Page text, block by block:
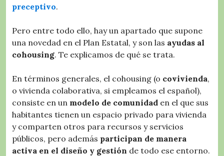
preceptivo.
Pero entre todo ello, hay un apartado que supone
una novedad en el Plan Estatal, y son las ayudas al
cohousing. Te explicamos de qué se trata.
En términos generales, el cohousing (o covivienda,
o vivienda colaborativa, si empleamos el español),
consiste en un modelo de comunidad en el que sus
habitantes tienen un espacio privado para vivienda
y comparten otros para recursos y servicios
públicos, pero además participan de manera
activa en el diseño y gestión de todo ese entorno.